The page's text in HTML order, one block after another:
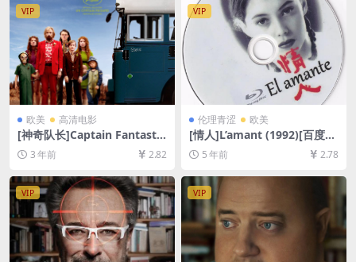
VIP
欧美 高清电影
[神奇队长]Captain Fantastic
(2016)[百度网盘+夸克网盘10
80P超清未删减资源][网盘在
英字幕]
3 年前 2.82
VIP
伦理青涩 欧美
[情人]L’amant (1992)[百度网
盘+迅雷云盘资源1080P超清
未删减][MP4/6.9GB][中英字
（含解压密码）】
5 年前 2.78
VIP VIP